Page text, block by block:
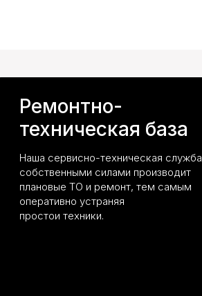
Ремонтно-
техническая база
Наша сервисно-техническая служба
собственными силами производит
плановые ТО и ремонт, тем самым
оперативно устраняя
простои техники.